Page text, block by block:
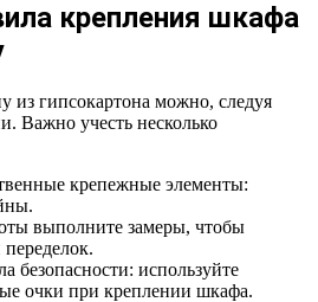
крепления шкафа
из гипсокартона можно, следуя
Важно учесть несколько
крепежные элементы:
выполните замеры, чтобы
безопасности: используйте
очки при креплении шкафа.